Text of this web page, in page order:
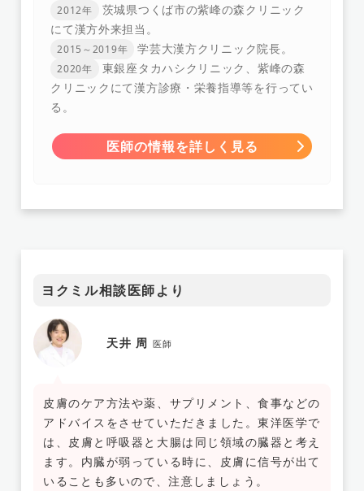
2012年
茨城県つくば市の紫峰の森クリニック
にて漢方外来担当。
2015～2019年 学芸大漢方クリニック院長。
2020年
東銀座タカハシクリニック、紫峰の森
クリニックにて漢方診療・栄養指導等を行ってい
る。
医師の情報を詳しく見る
ヨクミル相談医師より
皮膚のケア方法や薬、サプリメント、食事などの
アドバイスをさせていただきました。東洋医学で
は、皮膚と呼吸器と大腸は同じ領域の臓器と考え
ます。内臓が弱っている時に、皮膚に信号が出て
いることも多いので、注意しましょう。
天井 周 医師